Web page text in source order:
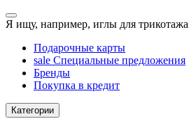
Я ищу, например, иглы для трикотажа
Подарочные карты
sale Специальные предложения
Бренды
Покупка в кредит
Категории